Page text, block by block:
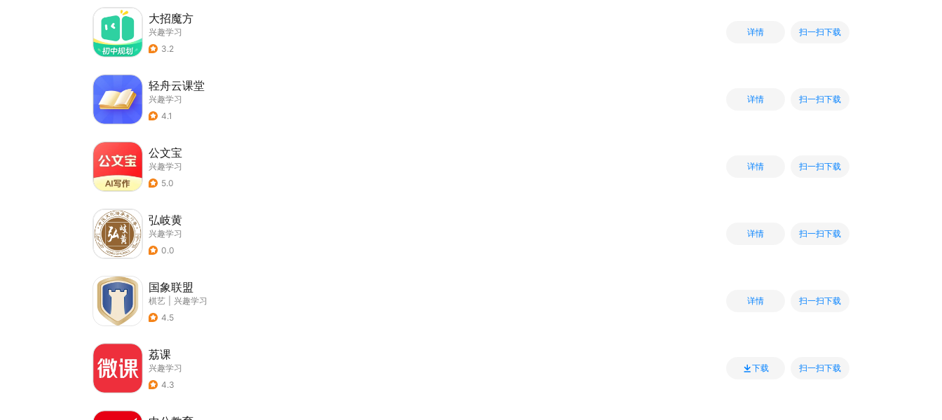
大招魔方
兴趣学习
3.2
详情 扫一扫下载
轻舟云课堂
兴趣学习
4.1
详情 扫一扫下载
公文宝
兴趣学习
5.0
详情 扫一扫下载
弘岐黄
兴趣学习
0.0
详情 扫一扫下载
国象联盟
棋艺
兴趣学习
4.5
详情 扫一扫下载
荔课
兴趣学习
4.3
下载 扫一扫下载